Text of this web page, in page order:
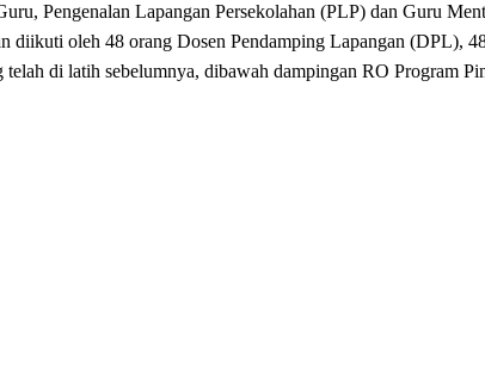
Pengenalan Lapangan Persekolahan (PLP) dan Guru
diikuti oleh 48 orang Dosen Pendamping Lapangan (DPL),
telah di latih sebelumnya, dibawah dampingan RO Program